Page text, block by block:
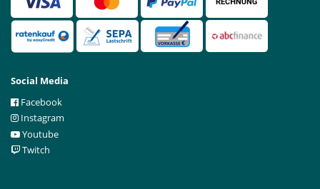
Social Media
Facebook
Instagram
Youtube
Twitch